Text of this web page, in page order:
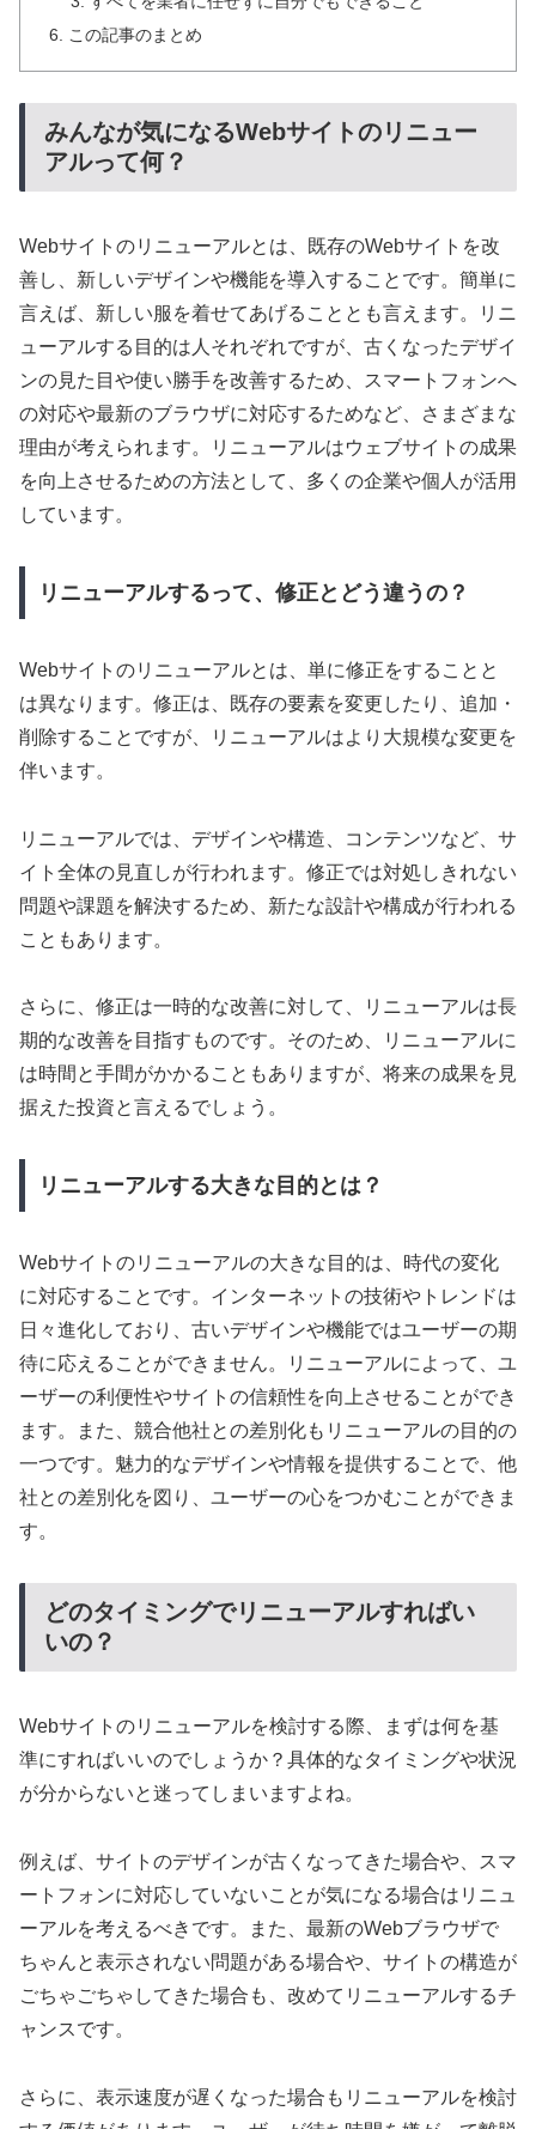
この記事のまとめ
みんなが気になるWebサイトのリニュー
アルって何？
Webサイトのリニューアルとは、既存のWebサイトを改
善し、新しいデザインや機能を導入することです。簡単に
言えば、新しい服を着せてあげることとも言えます。リニ
ューアルする目的は人それぞれですが、古くなったデザイ
ンの見た目や使い勝手を改善するため、スマートフォンへ
の対応や最新のブラウザに対応するためなど、さまざまな
理由が考えられます。リニューアルはウェブサイトの成果
を向上させるための方法として、多くの企業や個人が活用
しています。
リニューアルするって、修正とどう違うの？
Webサイトのリニューアルとは、単に修正をすることと
は異なります。修正は、既存の要素を変更したり、追加・
削除することですが、リニューアルはより大規模な変更を
伴います。
リニューアルでは、デザインや構造、コンテンツなど、サ
イト全体の見直しが行われます。修正では対処しきれない
問題や課題を解決するため、新たな設計や構成が行われる
こともあります。
さらに、修正は一時的な改善に対して、リニューアルは長
期的な改善を目指すものです。そのため、リニューアルに
は時間と手間がかかることもありますが、将来の成果を見
据えた投資と言えるでしょう。
リニューアルする大きな目的とは？
Webサイトのリニューアルの大きな目的は、時代の変化
に対応することです。インターネットの技術やトレンドは
日々進化しており、古いデザインや機能ではユーザーの期
待に応えることができません。リニューアルによって、ユ
ーザーの利便性やサイトの信頼性を向上させることができ
ます。また、競合他社との差別化もリニューアルの目的の
一つです。魅力的なデザインや情報を提供することで、他
社との差別化を図り、ユーザーの心をつかむことができま
す。
どのタイミングでリニューアルすればい
いの？
Webサイトのリニューアルを検討する際、まずは何を基
準にすればいいのでしょうか？具体的なタイミングや状況
が分からないと迷ってしまいますよね。
例えば、サイトのデザインが古くなってきた場合や、スマ
ートフォンに対応していないことが気になる場合はリニュ
ーアルを考えるべきです。また、最新のWebブラウザで
ちゃんと表示されない問題がある場合や、サイトの構造が
ごちゃごちゃしてきた場合も、改めてリニューアルするチ
ャンスです。
さらに、表示速度が遅くなった場合もリニューアルを検討